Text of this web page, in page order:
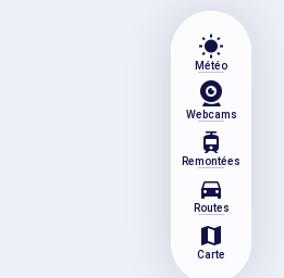
wb_sunny
Météo
Webcams
tram
Remontées
directions_car
Routes
map
Carte